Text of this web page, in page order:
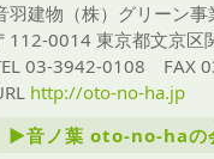
羽建物（株）グリーン
112-0014 東京都文京区
03-3942-0108 FAX
http://oto-no-ha.jp
►音ノ葉 oto-no-haの